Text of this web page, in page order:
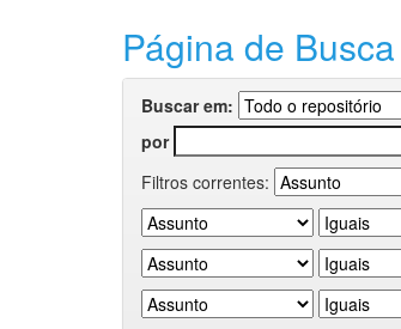
Página de Busca
Buscar em:
por
Filtros correntes: